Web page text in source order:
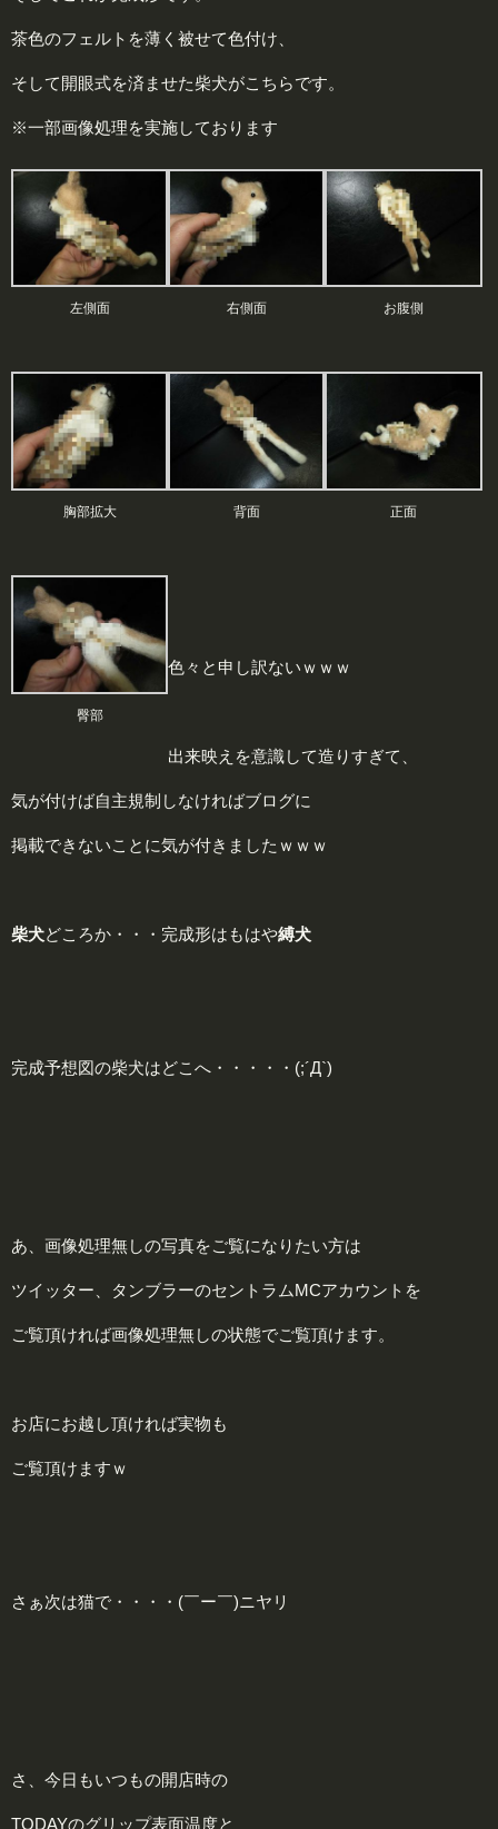
茶色のフェルトを薄く被せて色付け、
そして開眼式を済ませた柴犬がこちらです。
※一部画像処理を実施しております
左側面 右側面 お腹側
胸部拡大 背面 正面
臀部
色々と申し訳ないｗｗｗ
出来映えを意識して造りすぎて、
気が付けば自主規制しなければブログに
掲載できないことに気が付きましたｗｗｗ
柴犬どころか・・・完成形はもはや縛犬
完成予想図の柴犬はどこへ・・・・・(;´Д`)
あ、画像処理無しの写真をご覧になりたい方は
ツイッター、タンブラーのセントラムMCアカウントを
ご覧頂ければ画像処理無しの状態でご覧頂けます。
お店にお越し頂ければ実物も
ご覧頂けますｗ
さぁ次は猫で・・・・(￣ー￣)ニヤリ
さ、今日もいつもの開店時の
TODAYのグリップ表面温度と